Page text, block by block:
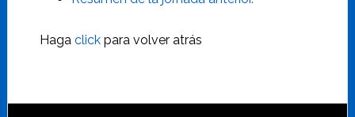
Haga clickpara volver atrás